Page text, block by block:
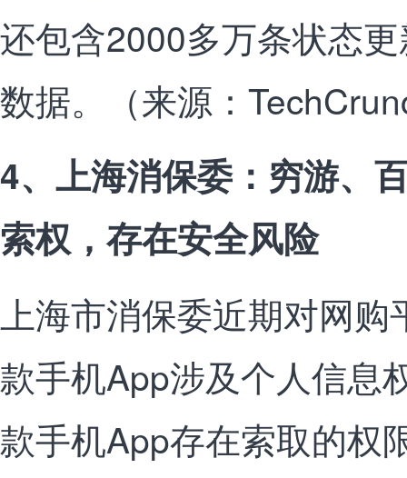
还包含2000多万条状态
数据。（来源：
4、上海消保委：穷游、
索权，存在安全风险
上海市消保委近期对网
款手机App涉及个人信息
款手机App存在索取的权